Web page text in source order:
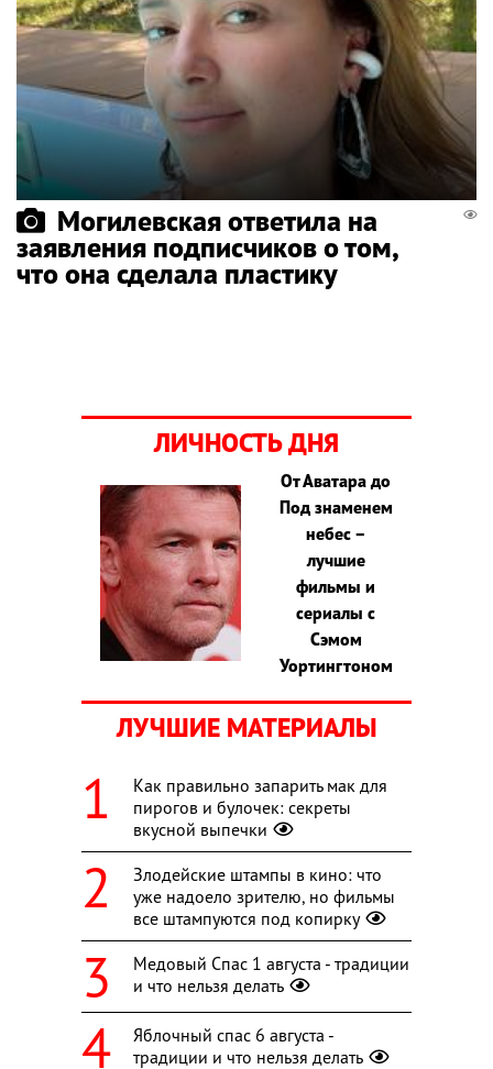
Могилевская ответила на
заявления подписчиков о том,
что она сделала пластику
ЛИЧНОСТЬ ДНЯ
От Аватара до
Под знаменем
небес –
лучшие
фильмы и
сериалы с
Сэмом
Уортингтоном
ЛУЧШИЕ МАТЕРИАЛЫ
Как правильно запарить мак для
пирогов и булочек: секреты
вкусной выпечки
Злодейские штампы в кино: что
уже надоело зрителю, но фильмы
все штампуются под копирку
Медовый Спас 1 августа - традиции
и что нельзя делать
Яблочный спас 6 августа -
традиции и что нельзя делать